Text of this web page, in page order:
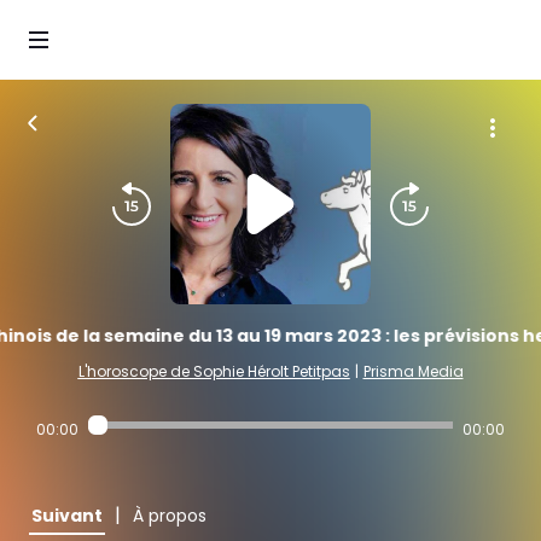
de la semaine du 13 au 19 mars 2023 : les prévisions
L'horoscope de Sophie Hérolt Petitpas | Prisma Media
00:00 00:00
Suivant | À propos